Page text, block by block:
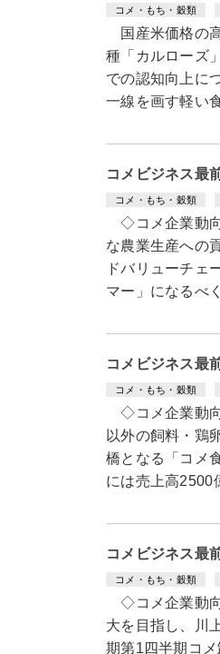
コメ・もち・穀類
国産米価格の
種「カルローズ
での認知向上に
一線を画す軽い
コメビジネス最
コメ・もち・穀類
◇コメ企業動
な農業生産への
ドバリューチェ
マー」になるべ
コメビジネス最
コメ・もち・穀類
◇コメ企業動向
以外の飼料・鶏
橋となる「コメ
には売上高
コメビジネス最
コメ・もち・穀類
◇コメ企業動向
大を目指し、川
期第1四半期コ